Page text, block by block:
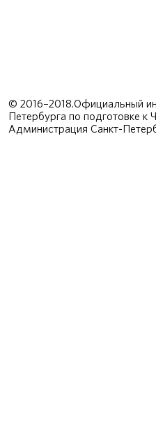
© 2016–2018.Официальный
Петербурга по подготовке
Администрация Санкт-